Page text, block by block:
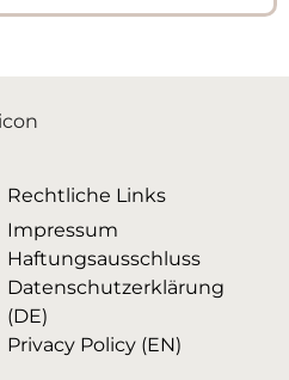
Rechtliche Links
Impressum
Haftungsausschluss
Datenschutzerklärung
(DE)
Privacy Policy (EN)